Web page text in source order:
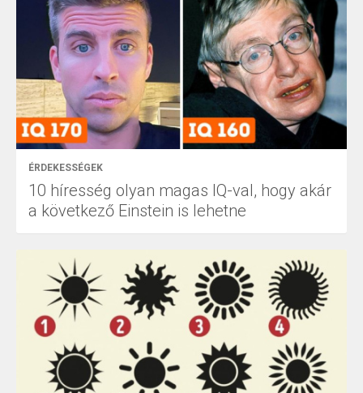
ÉRDEKESSÉGEK
10 híresség olyan magas IQ-val, hogy akár
a következő Einstein is lehetne